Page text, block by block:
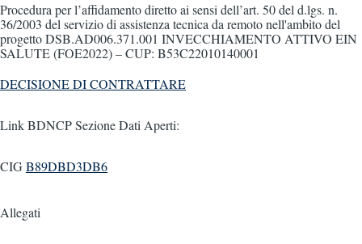
Procedura per l’affidamento diretto ai sensi dell’art. 50 del d.lgs. n.
36/2003 del servizio di assistenza tecnica da remoto nell'ambito del
progetto DSB.AD006.371.001 INVECCHIAMENTO ATTIVO EIN
SALUTE (FOE2022) – CUP: B53C22010140001
DECISIONE DI CONTRATTARE
Link BDNCP Sezione Dati Aperti:
CIGB89DBD3DB6
Allegati